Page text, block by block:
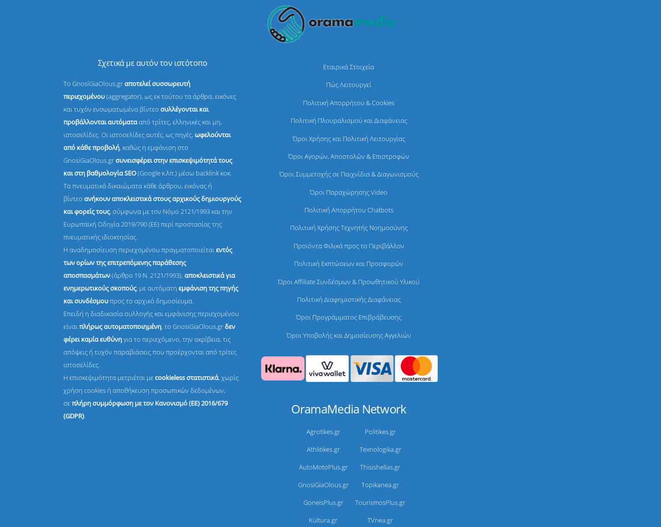
Σχετικά με αυτόν τον ιστότοπο
Το GnosiGiaOlous.grαποτελεί συσσωρευτή
περιεχομένου(aggregator), ως εκ τούτου τα άρθρα, εικόνες
και τυχόν ενσωματωμένα βίντεοσυλλέγονται και
προβάλλονται αυτόματααπό τρίτες, ελληνικές και μη,
ιστοσελίδες. Οι ιστοσελίδες αυτές, ως πηγές,ωφελούνται
από κάθε προβολή, καθώς η εμφάνιση στο
GnosiGiaOlous.grσυνεισφέρει στην επισκεψιμότητά τους
και στη βαθμολογία SEO(Google κ.λπ.) μέσω backlink κοκ.
Τα πνευματικά δικαιώματα κάθε άρθρου, εικόνας ή
βίντεοανήκουν αποκλειστικά στους αρχικούς δημιουργούς
και φορείς τους, σύμφωνα με τον Νόμο 2121/1993 και την
Ευρωπαϊκή Οδηγία 2019/790 (ΕΕ) περί προστασίας της
πνευματικής ιδιοκτησίας.
Η αναδημοσίευση περιεχομένου πραγματοποιείταιεντός
των ορίων της επιτρεπόμενης παράθεσης
αποσπασμάτων(άρθρο 19 Ν. 2121/1993), αποκλειστικά για
ενημερωτικούς σκοπούς, με αυτόματηεμφάνιση της πηγής
και συνδέσμουπρος το αρχικό δημοσίευμα.
Επειδή η διαδικασία συλλογής και εμφάνισης περιεχομένου
είναιπλήρως αυτοματοποιημένη, το GnosiGiaOlous.grδεν
φέρει καμία ευθύνηγια το περιεχόμενο, την ακρίβεια, τις
απόψεις ή τυχόν παραβιάσεις που προέρχονται από τρίτες
ιστοσελίδες.
Η επισκεψιμότητα μετριέται μεcookieless στατιστικά, χωρίς
χρήση cookies ή αποθήκευση προσωπικών δεδομένων,
σεπλήρη συμμόρφωση με τον Κανονισμό (ΕΕ) 2016/679
(GDPR).
Εταιρικά Στοιχεία
Πώς Λειτουργεί
Πολιτική Απορρήτου & Cookies
Πολιτική Πλουραλισμού και Διαφάνειας
Όροι Χρήσης και Πολιτική Λειτουργίας
Όροι Αγορών, Αποστολών & Επιστροφών
Όροι Συμμετοχής σε Παιχνίδια & Διαγωνισμούς
Όροι Παραχώρησης Video
Πολιτική Απορρήτου Chatbots
Πολιτική Χρήσης Τεχνητής Νοημοσύνης
Προϊόντα Φιλικά προς το Περιβάλλον
Πολιτική Εκπτώσεων και Προσφορών
Όροι Affiliate Συνδέσμων & Προωθητικού Υλικού
Πολιτική Διαφημιστικής Διαφάνειας
Όροι Προγράμματος Επιβράβευσης
Όροι Υποβολής και Δημοσίευσης Αγγελιών
OramaMedia Network
Agrotikes.gr
Politikes.gr
Athlitikes.gr
Texnologika.gr
AutoMotoPlus.gr
Thisishellas.gr
GnosiGiaOlous.gr
Topikanea.gr
GoneisPlus.gr
TourismosPlus.gr
Kultura.gr
TVnea.gr